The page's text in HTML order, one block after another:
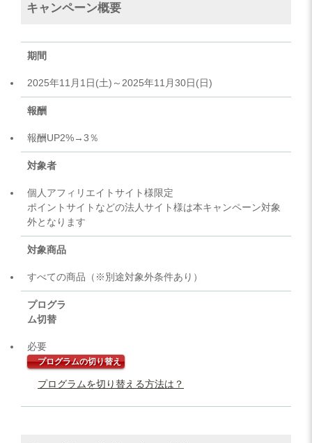
キャンペーン概要
期間
2025年11月1日(土)～2025年11月30日(日)
報酬
報酬UP2%→3％
対象者
個人アフィリエイトサイト様限定
ポイントサイトなどの法人サイト様は本キャンペーン対象
外となります
対象商品
すべての商品（※別途対象外条件あり）
プログラ
ム切替
必要
プログラムの切り替え
プログラムを切り替える方法は？